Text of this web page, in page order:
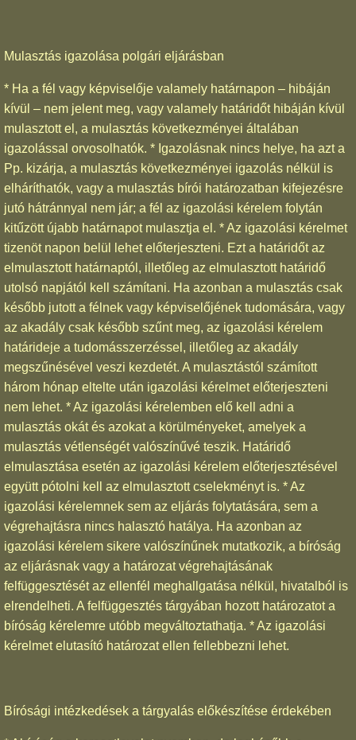
Mulasztás igazolása polgári eljárásban
* Ha a fél vagy képviselője valamely határnapon – hibáján
kívül – nem jelent meg, vagy valamely határidőt hibáján kívül
mulasztott el, a mulasztás következményei általában
igazolással orvosolhatók. * Igazolásnak nincs helye, ha azt a
Pp. kizárja, a mulasztás következményei igazolás nélkül is
elháríthatók, vagy a mulasztás bírói határozatban kifejezésre
jutó hátránnyal nem jár; a fél az igazolási kérelem folytán
kitűzött újabb határnapot mulasztja el. * Az igazolási kérelmet
tizenöt napon belül lehet előterjeszteni. Ezt a határidőt az
elmulasztott határnaptól, illetőleg az elmulasztott határidő
utolsó napjától kell számítani. Ha azonban a mulasztás csak
később jutott a félnek vagy képviselőjének tudomására, vagy
az akadály csak később szűnt meg, az igazolási kérelem
határideje a tudomásszerzéssel, illetőleg az akadály
megszűnésével veszi kezdetét. A mulasztástól számított
három hónap eltelte után igazolási kérelmet előterjeszteni
nem lehet. * Az igazolási kérelemben elő kell adni a
mulasztás okát és azokat a körülményeket, amelyek a
mulasztás vétlenségét valószínűvé teszik. Határidő
elmulasztása esetén az igazolási kérelem előterjesztésével
együtt pótolni kell az elmulasztott cselekményt is. * Az
igazolási kérelemnek sem az eljárás folytatására, sem a
végrehajtásra nincs halasztó hatálya. Ha azonban az
igazolási kérelem sikere valószínűnek mutatkozik, a bíróság
az eljárásnak vagy a határozat végrehajtásának
felfüggesztését az ellenfél meghallgatása nélkül, hivatalból is
elrendelheti. A felfüggesztés tárgyában hozott határozatot a
bíróság kérelemre utóbb megváltoztathatja. * Az igazolási
kérelmet elutasító határozat ellen fellebbezni lehet.
Bírósági intézkedések a tárgyalás előkészítése érdekében